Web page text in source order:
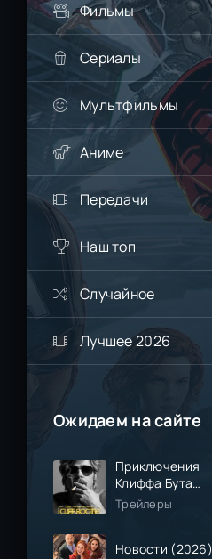
Фильмы
Сериалы
Мультфильмы
Аниме
Передачи
Наш топ
Случайное
Лучшее 2026
Ожидаем на сайте
Приключения
Клиффа Бута
(2026)
Трейлеры
Новости (2026)